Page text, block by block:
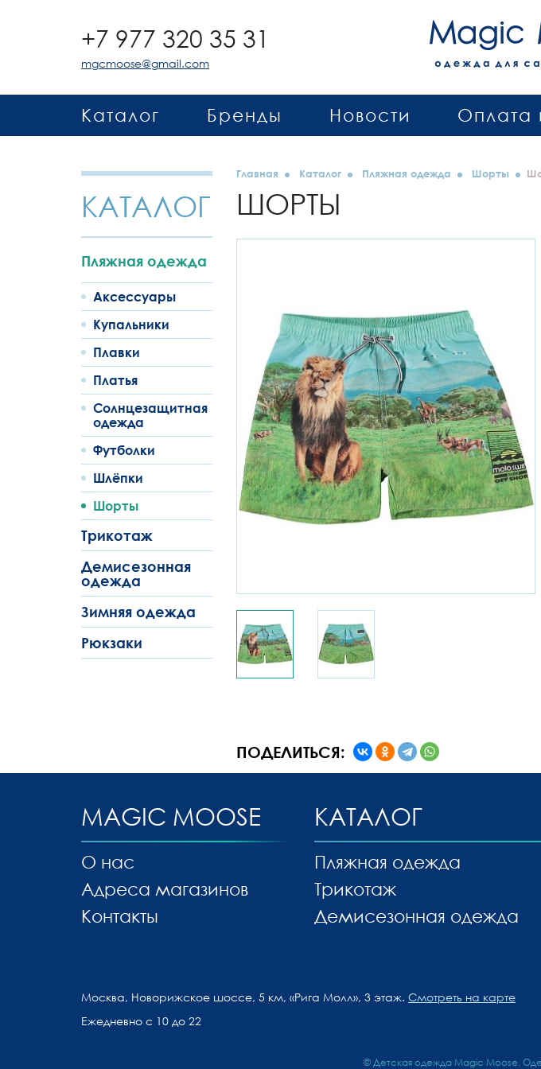
+7 977 320 35 31
mgcmoose@gmail.com
Каталог Бренды Новости Оплата
КАТАЛОГ
Пляжная одежда
Аксессуары
Купальники
Плавки
Платья
Солнцезащитная
одежда
Футболки
Шлёпки
Шорты
Трикотаж
Демисезонная
одежда
Зимняя одежда
Рюкзаки
Главная Каталог Пляжная одежда Шорты
ШОРТЫ
ПОДЕЛИТЬСЯ:
MAGIC MOOSE
О нас
Адреса магазинов
Контакты
КАТАЛОГ
Пляжная одежда
Трикотаж
Демисезонная одежда
Москва, Новорижское шоссе, 5 км, «Рига Молл», 3 этаж. Смотреть на карте
Ежедневно с 10 до 22
© Детская одежда Magic Moose.